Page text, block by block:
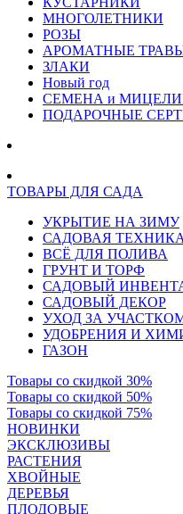
МНОГОЛЕТНИКИ
РОЗЫ
АРОМАТНЫЕ
ЗЛАКИ
Новый год
СЕМЕНА и
ПОДАРОЧНЫЕ
ТОВАРЫ ДЛЯ САДА
УКРЫТИЕ НА ЗИМУ
САДОВАЯ ТЕХНИКА
ВСЁ ДЛЯ ПОЛИВА
ГРУНТ И ТОРФ
САДОВЫЙ
САДОВЫЙ ДЕКОР
УХОД ЗА
УДОБРЕНИЯ И
ГАЗОН
Товары со скидкой 30%
Товары со скидкой 50%
Товары со скидкой 75%
НОВИНКИ
ЭКСКЛЮЗИВЫ
РАСТЕНИЯ
ХВОЙНЫЕ
ДЕРЕВЬЯ
ПЛОДОВЫЕ